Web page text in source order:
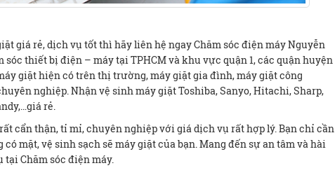
giá rẻ, dịch vụ tốt thì hãy liên hệ ngay Chăm sóc điện máy Nguyễn
thiết bị điện – máy tại TPHCM và khu vực quận 1, các quận huyện
giặt hiện có trên thị trường, máy giặt gia đình, máy giặt công
nghiệp. Nhận vệ sinh máy giặt Toshiba, Sanyo, Hitachi, Sharp,
rẻ.
cẩn thận, tỉ mỉ, chuyên nghiệp với giá dịch vụ rất hợp lý. Bạn chỉ cần
mặt, vệ sinh sạch sẽ máy giặt của bạn. Mang đến sự an tâm và hài
Chăm sóc điện máy.